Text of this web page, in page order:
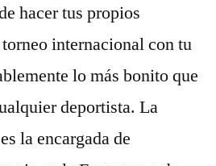
hacer tus propios
internacional con tu
lo más bonito que
deportista. La
la encargada de